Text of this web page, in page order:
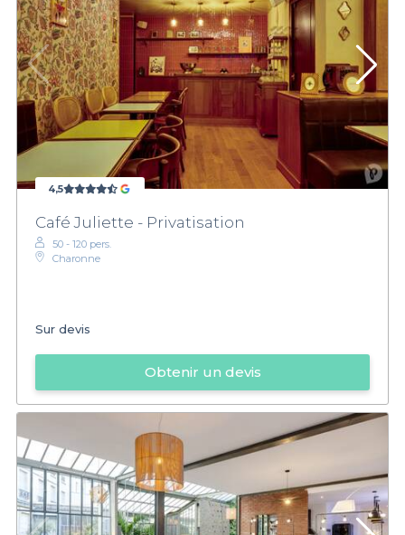
4,5
Café Juliette - Privatisation
50 - 120 pers.
Charonne
Sur devis
Obtenir un devis